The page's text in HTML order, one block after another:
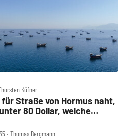
Küfner
Straße von Hormus naht,
80 Dollar, welche
‧ Thomas Bergmann